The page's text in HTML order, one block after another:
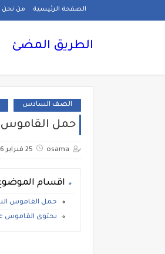
الصفحة الرئيسية من نحن
الطريق المضئ
الصف السادس
حمل القاموس
osama 25 فبراير 2016
اقسام
حمل القاموس
يحتوى القاموس